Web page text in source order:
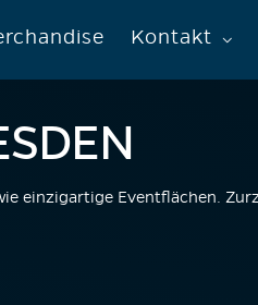
Kontakt
einzigartige Eventflächen.